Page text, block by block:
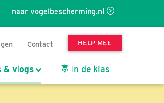
naar vogelbescherming.nl
Contact HELP MEE
& vlogs In de klas